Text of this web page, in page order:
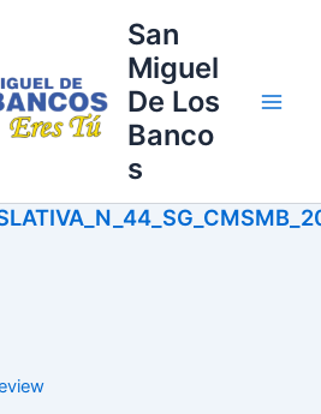
San
Miguel
De Los
Banco
s